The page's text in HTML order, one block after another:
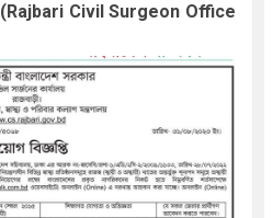
(Rajbari Civil Surgeon Office